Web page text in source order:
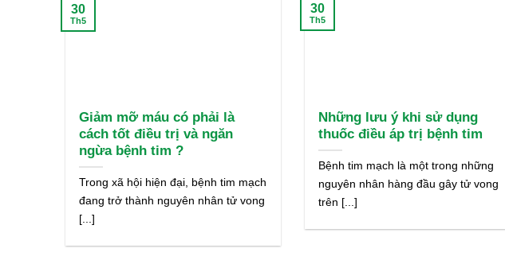
Giảm mỡ máu có phải là
cách tốt điều trị và ngăn
ngừa bệnh tim ?
Trong xã hội hiện đại, bệnh tim mạch
đang trở thành nguyên nhân tử vong
[...]
30
Th5
Những lưu ý khi sử dụng
thuốc điều áp trị bệnh tim
Bệnh tim mạch là một trong những
nguyên nhân hàng đầu gây tử vong
trên [...]
30
Th5